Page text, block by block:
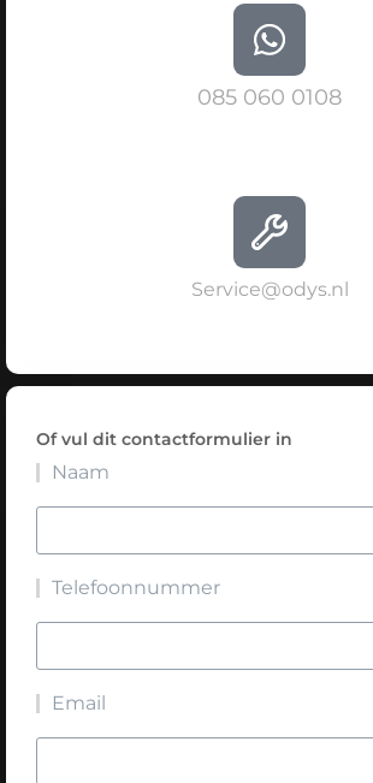
085 060 0108
Service@odys.nl
Of vul dit contactformulier in
Naam
Telefoonnummer
Email